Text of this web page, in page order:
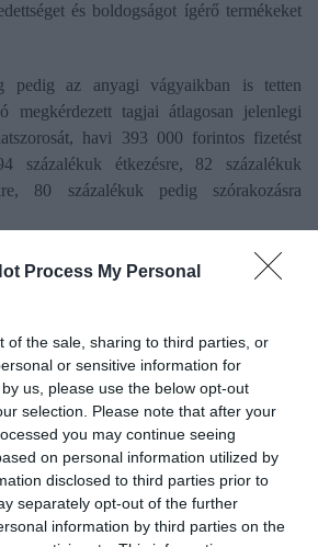
Process My Personal
of the sale, sharing to third parties, or
or sensitive information for
us, please use the below opt-out
selection. Please note that after your
you may continue seeing
on personal information utilized by
disclosed to third parties prior to
separately opt-out of the further
information by third parties on the
és boldogságot ígérő termékeket
pedig az anyagi vágyaikban is tetten
megkérdezett tagjai átlagosan jelenlegi
havi 393 000 forintos fizetést
százalékuk étkezésre, 82 százalékuk
80 százalékuk pedig szórakozásra